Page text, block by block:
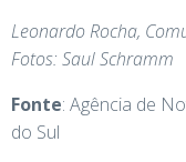
Leonardo Rocha,
Fotos: Saul Schramm
Fonte: Agência de
do Sul